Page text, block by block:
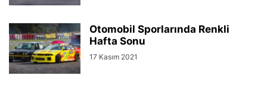
Otomobil Sporlarında Renkli
Hafta Sonu
17 Kasım 2021